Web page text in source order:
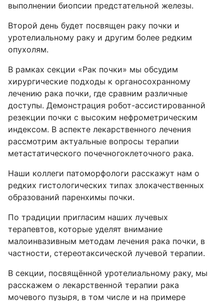
выполнении биопсии предстательной железы.
Второй день будет посвящен раку почки и
уротелиальному раку и другим более редким
опухолям.
В рамках секции «Рак почки» мы обсудим
хирургические подходы к органосохранному
лечению рака почки, где сравним различные
доступы. Демонстрация робот-ассистированной
резекции почки с высоким нефрометрическим
индексом. В аспекте лекарственного лечения
рассмотрим актуальные вопросы терапии
метастатического почечногоклеточного рака.
Наши коллеги патоморфологи расскажут нам о
редких гистологических типах злокачественных
образований паренхимы почки.
По традиции пригласим наших лучевых
терапевтов, которые уделят внимание
малоинвазивным методам лечения рака почки, в
частности, стереотаксической лучевой терапии.
В секции, посвящённой уротелиальному раку, мы
расскажем о лекарственной терапии рака
мочевого пузыря, в том числе и на примере